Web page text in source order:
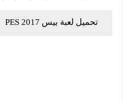
تحميل لعبة بيس 2017 PES